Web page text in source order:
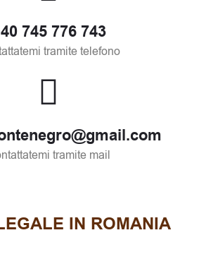
745 776 743
tramite telefono
tramite mail
IN ROMANIA